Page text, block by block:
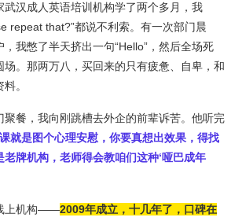
武汉成人英语培训机构学了两个多月，我
repeat that?”都说不利索。有一次部门晨
我憋了半天挤出一句“Hello”，然后全场死
场。那两万八，买回来的只有疲惫、自卑，和
。
聚餐，我向刚跳槽去外企的前辈诉苦。他听完
就是图个心理安慰，你要真想出效果，得找
牌机构，老师得会教咱们这种‘哑巴成年
上机构——2009年成立，十几年了，口碑在